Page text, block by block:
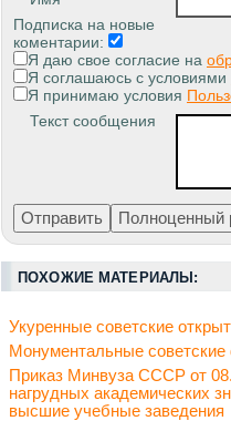
Подписка на новые
коментарии:
Я даю свое согласие на
Я соглашаюсь с условиями
Я принимаю условия
Текст сообщения
ПОХОЖИЕ МАТЕРИАЛЫ:
Укуренные советские
Монументальные советские
Приказ Минвуза СССР от
нагрудных академических
высшие учебные заведения